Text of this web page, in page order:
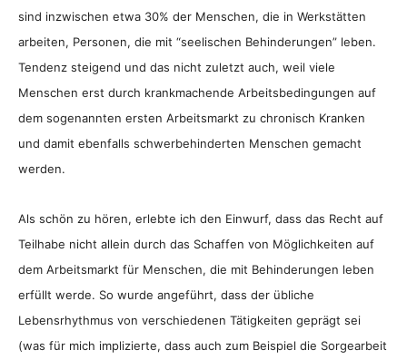
sind inzwischen etwa 30% der Menschen, die in Werkstätten
arbeiten, Personen, die mit “seelischen Behinderungen” leben.
Tendenz steigend und das nicht zuletzt auch, weil viele
Menschen erst durch krankmachende Arbeitsbedingungen auf
dem sogenannten ersten Arbeitsmarkt zu chronisch Kranken
und damit ebenfalls schwerbehinderten Menschen gemacht
werden.
Als schön zu hören, erlebte ich den Einwurf, dass das Recht auf
Teilhabe nicht allein durch das Schaffen von Möglichkeiten auf
dem Arbeitsmarkt für Menschen, die mit Behinderungen leben
erfüllt werde. So wurde angeführt, dass der übliche
Lebensrhythmus von verschiedenen Tätigkeiten geprägt sei
(was für mich implizierte, dass auch zum Beispiel die Sorgearbeit